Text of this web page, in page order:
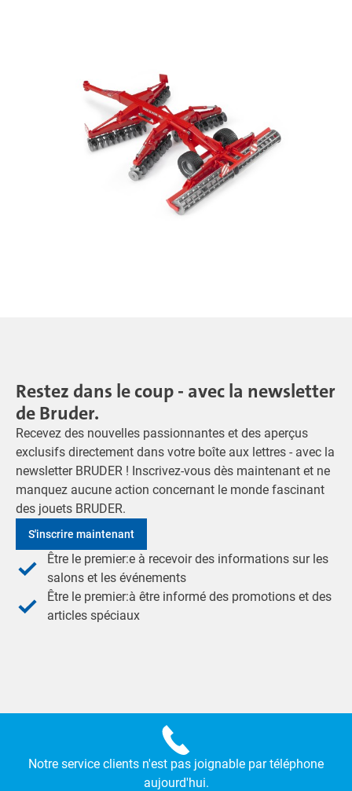
Restez dans le coup - avec la newsletter
de Bruder.
Recevez des nouvelles passionnantes et des aperçus
exclusifs directement dans votre boîte aux lettres - avec la
newsletter BRUDER ! Inscrivez-vous dès maintenant et ne
manquez aucune action concernant le monde fascinant
des jouets BRUDER.
S'inscrire maintenant
Être le premier:e à recevoir des informations sur les
salons et les événements
Être le premier:à être informé des promotions et des
articles spéciaux
Notre service clients n'est pas joignable par téléphone
aujourd'hui.